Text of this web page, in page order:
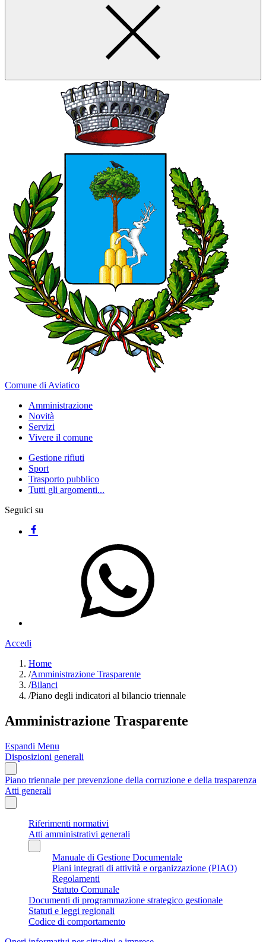
Comune di Aviatico
Amministrazione
Novità
Servizi
Vivere il comune
Gestione rifiuti
Sport
Trasporto pubblico
Tutti gli argomenti...
Seguici su
Accedi
Home
/Amministrazione Trasparente
/Bilanci
/Piano degli indicatori al bilancio triennale
Amministrazione Trasparente
Espandi Menu
Disposizioni generali
Piano triennale per prevenzione della corruzione e della trasparenza
Atti generali
Riferimenti normativi
Atti amministrativi generali
Manuale di Gestione Documentale
Piani integrati di attività e organizzazione (PIAO)
Regolamenti
Statuto Comunale
Documenti di programmazione strategico gestionale
Statuti e leggi regionali
Codice di comportamento